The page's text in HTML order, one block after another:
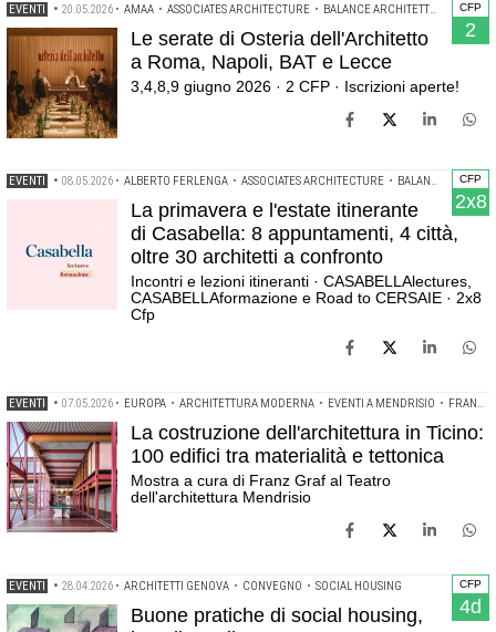
CFP
2
EVENTI • 20.05.2026 • AMAA • ASSOCIATES ARCHITECTURE • BALANCE ARCHITETTURA •
Le serate di Osteria dell'Architetto
a Roma, Napoli, BAT e Lecce
3,4,8,9 giugno 2026 · 2 CFP · Iscrizioni aperte!
CFP
2x8
EVENTI • 08.05.2026 • ALBERTO FERLENGA • ASSOCIATES ARCHITECTURE • BALANCE ARCHITETTURA
La primavera e l'estate itinerante
di Casabella: 8 appuntamenti, 4 città,
oltre 30 architetti a confronto
Incontri e lezioni itineranti · CASABELLAlectures,
CASABELLAformazione e Road to CERSAIE · 2x8
Cfp
EVENTI • 07.05.2026 • EUROPA • ARCHITETTURA MODERNA • EVENTI A MENDRISIO • FRANZ GRAF
La costruzione dell'architettura in Ticino:
100 edifici tra materialità e tettonica
Mostra a cura di Franz Graf al Teatro
dell'architettura Mendrisio
CFP
4d
EVENTI • 28.04.2026 • ARCHITETTI GENOVA • CONVEGNO • SOCIAL HOUSING
Buone pratiche di social housing,